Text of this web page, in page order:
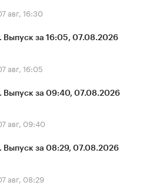
авг, 16:30
за 16:05, 07.08.2026
авг, 16:05
за 09:40, 07.08.2026
авг, 09:40
за 08:29, 07.08.2026
авг, 08:29